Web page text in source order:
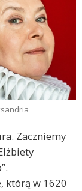
Zaczniemy
którą w 1620